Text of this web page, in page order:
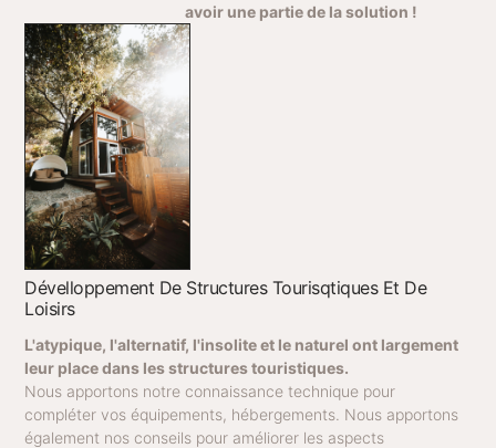
avoir une partie de la solution !
Dévelloppement De Structures Tourisqtiques Et De
Loisirs
L'atypique, l'alternatif, l'insolite et le naturel ont largement
leur place dans les structures touristiques.
Nous apportons notre connaissance technique pour
compléter vos équipements, hébergements. Nous apportons
également nos conseils pour améliorer les aspects